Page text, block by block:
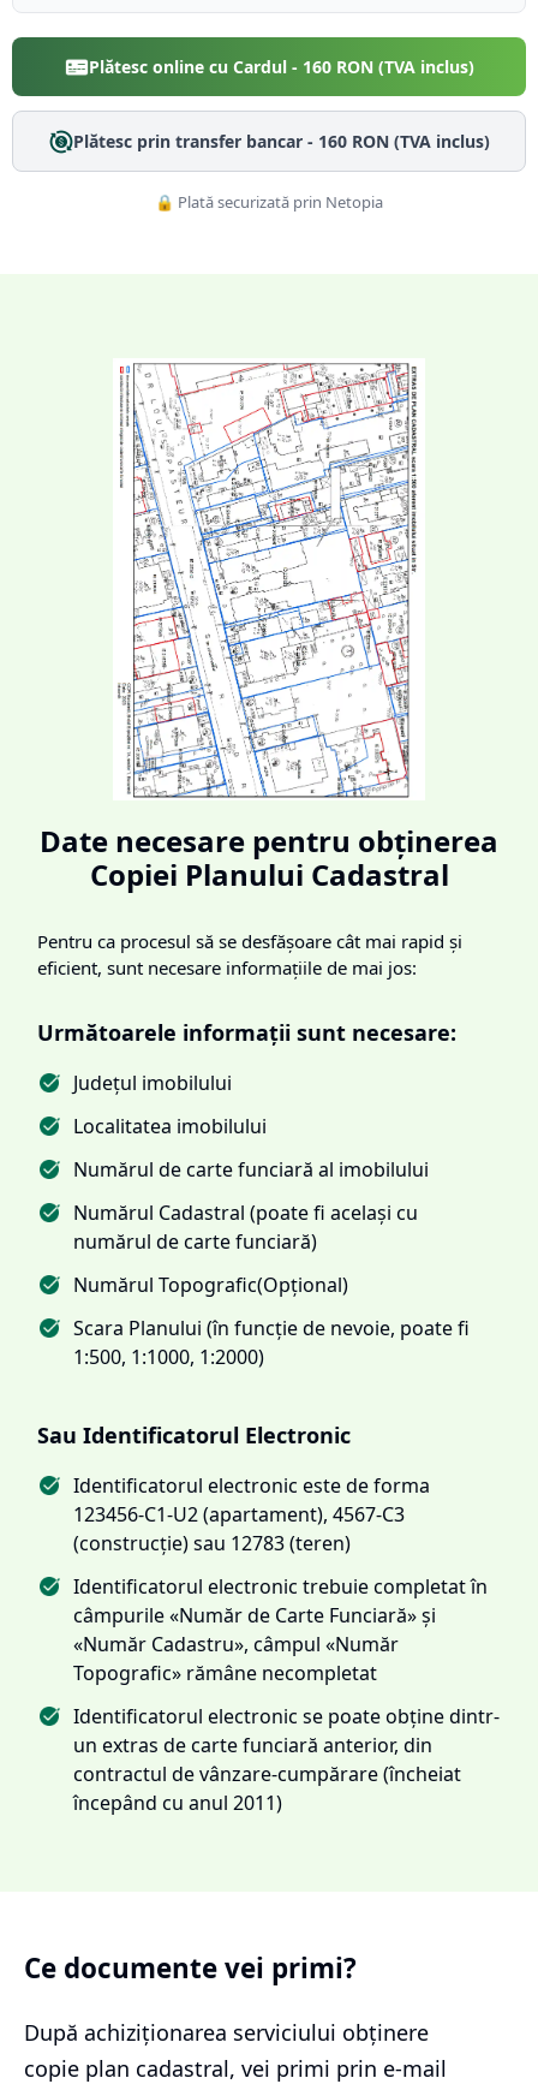
Plătesc online cu Cardul - 160RON (TVA inclus)
Plătesc prin transfer bancar - 160RON (TVA inclus)
🔒 Plată securizată prin Netopia
Date necesare pentru obținerea
Copiei Planului Cadastral
Pentru ca procesul să se desfășoare cât mai rapid și
eficient, sunt necesare informațiile de mai jos:
Următoarele informații sunt necesare:
Județul imobilului
Localitatea imobilului
Numărul de carte funciară al imobilului
Numărul Cadastral (poate fi același cu
numărul de carte funciară)
Numărul Topografic(Opțional)
Scara Planului (în funcție de nevoie, poate fi
1:500, 1:1000, 1:2000)
Sau Identificatorul Electronic
Identificatorul electronic este de forma
123456-C1-U2 (apartament), 4567-C3
(construcție) sau 12783 (teren)
Identificatorul electronic trebuie completat în
câmpurile «Număr de Carte Funciară» și
«Număr Cadastru», câmpul «Număr
Topografic» rămâne necompletat
Identificatorul electronic se poate obține dintr-
un extras de carte funciară anterior, din
contractul de vânzare-cumpărare (încheiat
începând cu anul 2011)
Ce documente vei primi?
După achiziționarea serviciului obținere
copie plan cadastral, vei primi prin e-mail